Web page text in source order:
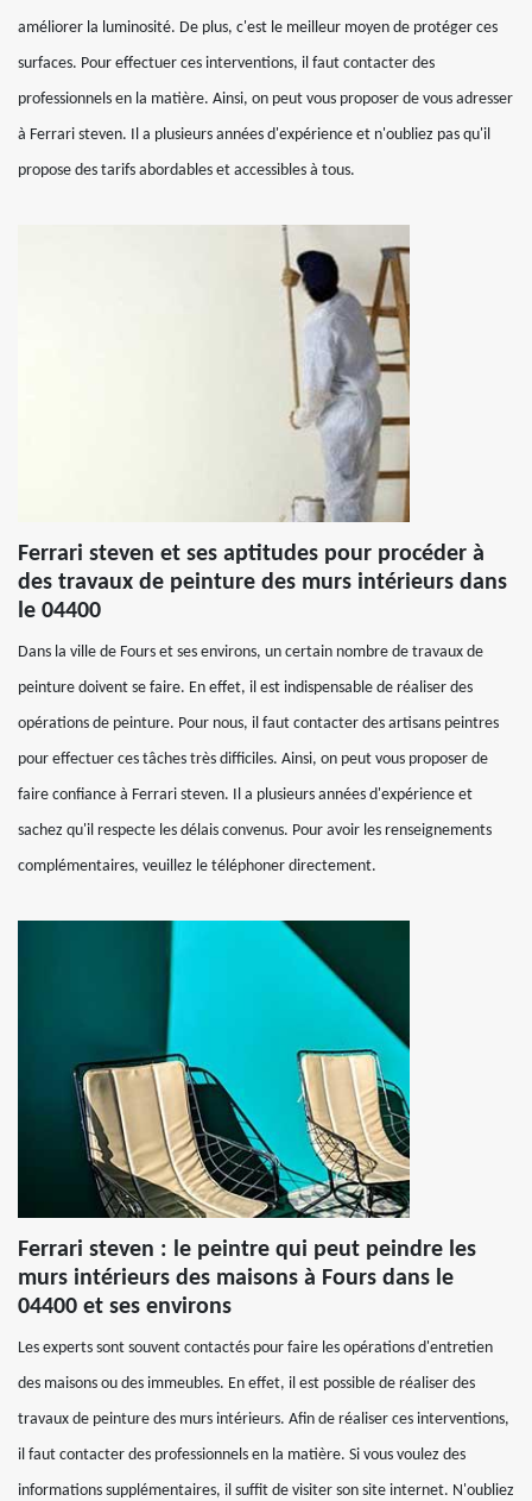
améliorer la luminosité. De plus, c'est le meilleur moyen de protéger ces
surfaces. Pour effectuer ces interventions, il faut contacter des
professionnels en la matière. Ainsi, on peut vous proposer de vous adresser
à Ferrari steven. Il a plusieurs années d'expérience et n'oubliez pas qu'il
propose des tarifs abordables et accessibles à tous.
Ferrari steven et ses aptitudes pour procéder à
des travaux de peinture des murs intérieurs dans
le 04400
Dans la ville de Fours et ses environs, un certain nombre de travaux de
peinture doivent se faire. En effet, il est indispensable de réaliser des
opérations de peinture. Pour nous, il faut contacter des artisans peintres
pour effectuer ces tâches très difficiles. Ainsi, on peut vous proposer de
faire confiance à Ferrari steven. Il a plusieurs années d'expérience et
sachez qu'il respecte les délais convenus. Pour avoir les renseignements
complémentaires, veuillez le téléphoner directement.
Ferrari steven : le peintre qui peut peindre les
murs intérieurs des maisons à Fours dans le
04400 et ses environs
Les experts sont souvent contactés pour faire les opérations d'entretien
des maisons ou des immeubles. En effet, il est possible de réaliser des
travaux de peinture des murs intérieurs. Afin de réaliser ces interventions,
il faut contacter des professionnels en la matière. Si vous voulez des
informations supplémentaires, il suffit de visiter son site internet. N'oubliez